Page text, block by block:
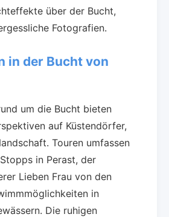
über der Bucht,
Fotografien.
in der Bucht von
um die Bucht bieten
auf Küstendörfer,
Touren umfassen
in Perast, der
Lieben Frau von den
in
Die ruhigen